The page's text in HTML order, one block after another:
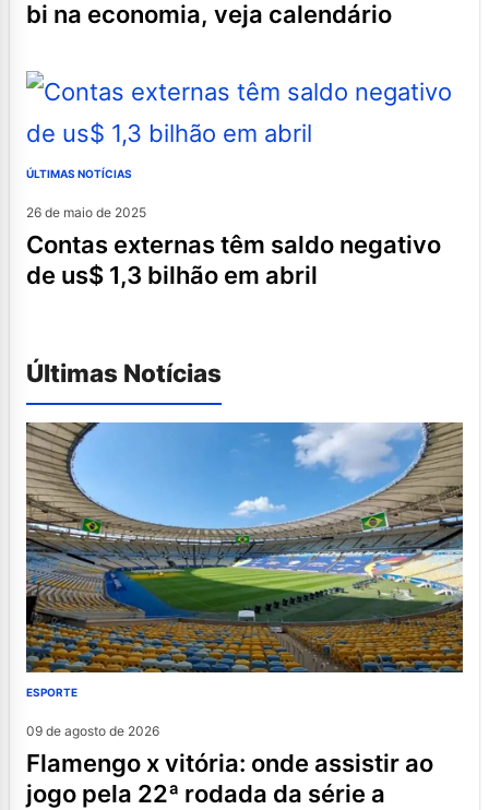
bi na economia, veja calendário
ÚLTIMAS NOTÍCIAS
26 de maio de 2025
contas externas têm saldo negativo
de us$ 1,3 bilhão em abril
Últimas Notícias
ESPORTE
09 de agosto de 2026
flamengo x vitória: onde assistir ao
jogo pela 22ª rodada da série a